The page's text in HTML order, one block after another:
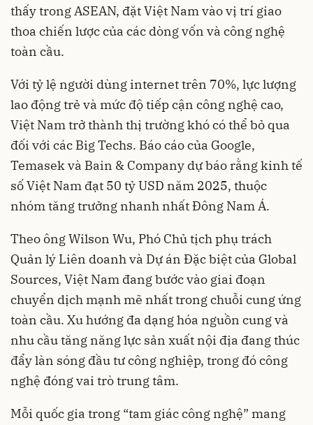
thấy trong ASEAN, đặt Việt Nam vào vị trí giao
thoa chiến lược của các dòng vốn và công nghệ
toàn cầu.
Với tỷ lệ người dùng internet trên 70%, lực lượng
lao động trẻ và mức độ tiếp cận công nghệ cao,
Việt Nam trở thành thị trường khó có thể bỏ qua
đối với các Big Techs. Báo cáo của Google,
Temasek và Bain & Company dự báo rằng kinh tế
số Việt Nam đạt 50 tỷ USD năm 2025, thuộc
nhóm tăng trưởng nhanh nhất Đông Nam Á.
Theo ông Wilson Wu, Phó Chủ tịch phụ trách
Quản lý Liên doanh và Dự án Đặc biệt của Global
Sources, Việt Nam đang bước vào giai đoạn
chuyển dịch mạnh mẽ nhất trong chuỗi cung ứng
toàn cầu. Xu hướng đa dạng hóa nguồn cung và
nhu cầu tăng năng lực sản xuất nội địa đang thúc
đẩy làn sóng đầu tư công nghiệp, trong đó công
nghệ đóng vai trò trung tâm.
Mỗi quốc gia trong “tam giác công nghệ” mang